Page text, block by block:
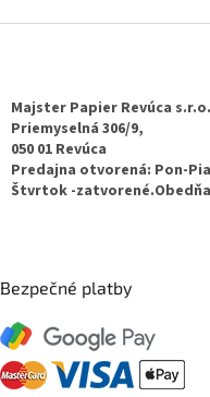
Majster Papier Revúca s.r.o.
Priemyselná 306/9,
050 01 Revúca
Predajna otvorená: Pon-
Štvrtok -
Bezpečné platby